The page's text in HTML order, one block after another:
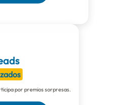
por premios sorpresas.